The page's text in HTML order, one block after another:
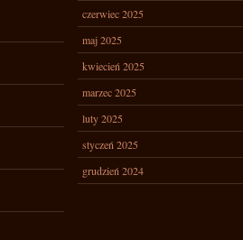
czerwiec 2025
maj 2025
kwiecień 2025
marzec 2025
luty 2025
styczeń 2025
grudzień 2024